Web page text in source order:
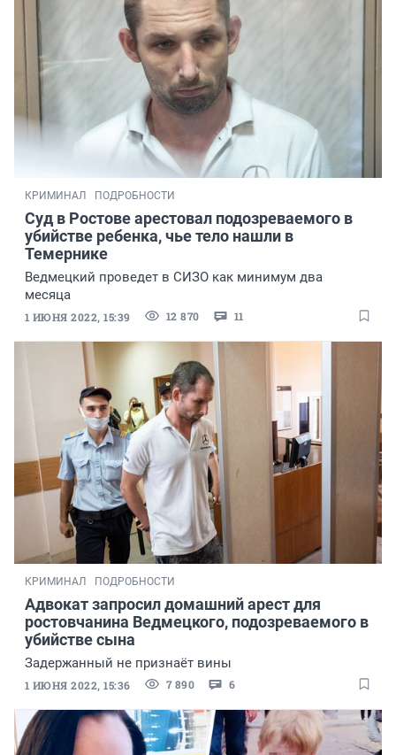
КРИМИНАЛ ПОДРОБНОСТИ
Суд в Ростове арестовал подозреваемого в
убийстве ребенка, чье тело нашли в
Темернике
Ведмецкий проведет в СИЗО как минимум два
месяца
1 ИЮНЯ 2022, 15:39 12 870 11
КРИМИНАЛ ПОДРОБНОСТИ
Адвокат запросил домашний арест для
ростовчанина Ведмецкого, подозреваемого в
убийстве сына
Задержанный не признаёт вины
1 ИЮНЯ 2022, 15:36 7 890 6